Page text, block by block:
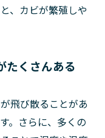
、カビが繁殖しや
たくさんある
飛び散ることがあ
。さらに、多くの